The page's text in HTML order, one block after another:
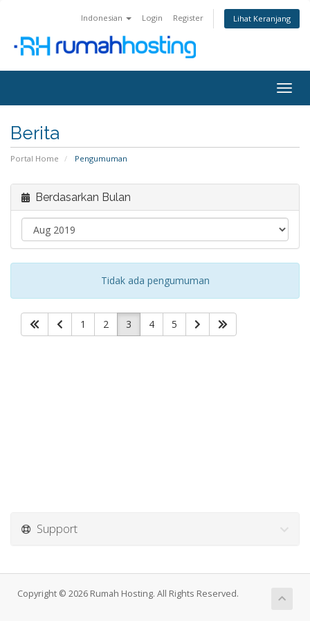
Indonesian Login Register Lihat Keranjang
Berita
Portal Home Pengumuman
Berdasarkan Bulan
Tidak ada pengumuman
1 2 3 4 5
Support
Copyright © 2026 Rumah Hosting. All Rights Reserved.